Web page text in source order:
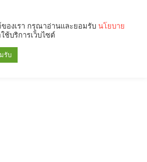
ของเรา กรุณาอ่านและยอมรับ นโยบาย
ใช้บริการเว็บไซต์
รับ